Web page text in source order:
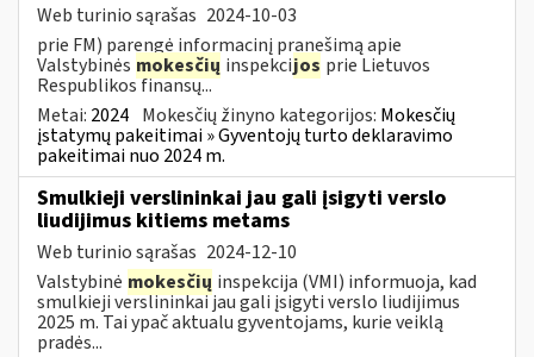
Web turinio sąrašas 2024-10-03
prie FM) parengė informacinį pranešimą apie
Valstybinės mokesčių inspekcijos prie Lietuvos
Respublikos finansų...
Metai: 2024 Mokesčių žinyno kategorijos: Mokesčių
įstatymų pakeitimai » Gyventojų turto deklaravimo
pakeitimai nuo 2024 m.
Smulkieji verslininkai jau gali įsigyti verslo
liudijimus kitiems metams
Web turinio sąrašas 2024-12-10
Valstybinė mokesčių inspekcija (VMI) informuoja, kad
smulkieji verslininkai jau gali įsigyti verslo liudijimus
2025 m. Tai ypač aktualu gyventojams, kurie veiklą
pradės...